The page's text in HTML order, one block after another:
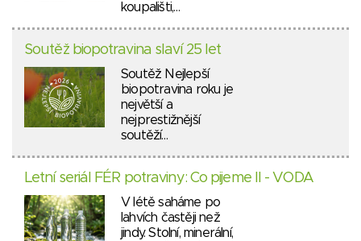
koupališti,…
Soutěž biopotravina slaví 25 let
Soutěž Nejlepší
biopotravina roku je
největší a
nejprestižnější
soutěží…
Letní seriál FÉR potraviny: Co pijeme II - VODA
V létě saháme po
lahvích častěji než
jindy. Stolní, minerální,